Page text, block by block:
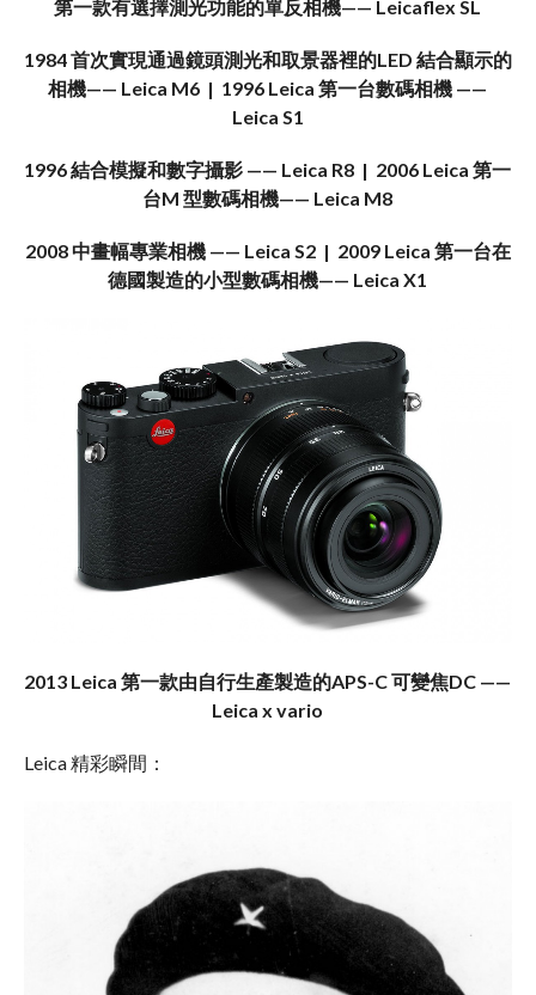
第一款有選擇測光功能的單反相機—— Leicaflex SL
1984 首次實現通過鏡頭測光和取景器裡的LED 結合顯示的
相機—— Leica M6 | 1996 Leica 第一台數碼相機 ——
Leica S1
1996 結合模擬和數字攝影 —— Leica R8 | 2006 Leica 第一
台M 型數碼相機—— Leica M8
2008 中畫幅專業相機 —— Leica S2| 2009 Leica 第一台在
德國製造的小型數碼相機—— Leica X1
2013 Leica 第一款由自行生產製造的APS-C 可變焦DC ——
Leica x vario
Leica 精彩瞬間：